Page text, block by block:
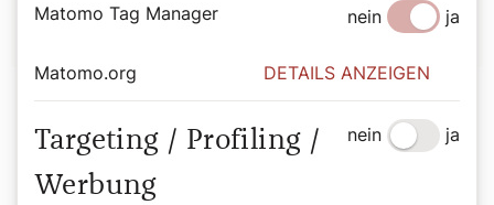
Matomo Tag Manager nein ja
Matomo.org DETAILS ANZEIGEN
Targeting / Profiling /
Werbung
nein ja